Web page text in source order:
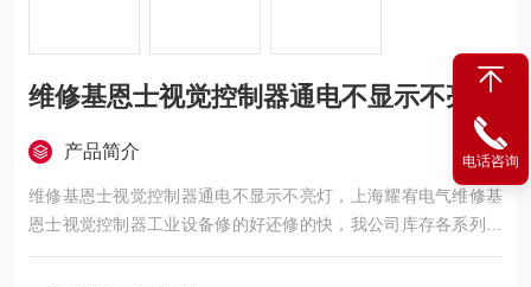
维修基恩士视觉控制器通电不显示不亮灯
产品简介
维修基恩士视觉控制器通电不显示不亮灯，上海耀宥电气维修基
恩士视觉控制器工业设备修的好还修的快，我公司库存各系列基
恩士配件及维修所需配件，模块，电容，芯片等核心配件都是原
电话咨询